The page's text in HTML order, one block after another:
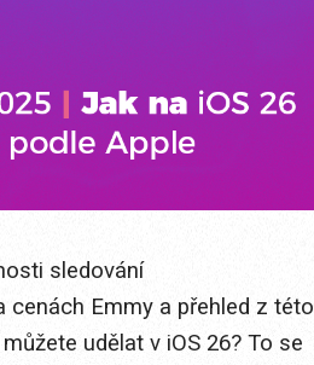
sledování
cenách Emmy a přehled z této
udělat v iOS 26? To se